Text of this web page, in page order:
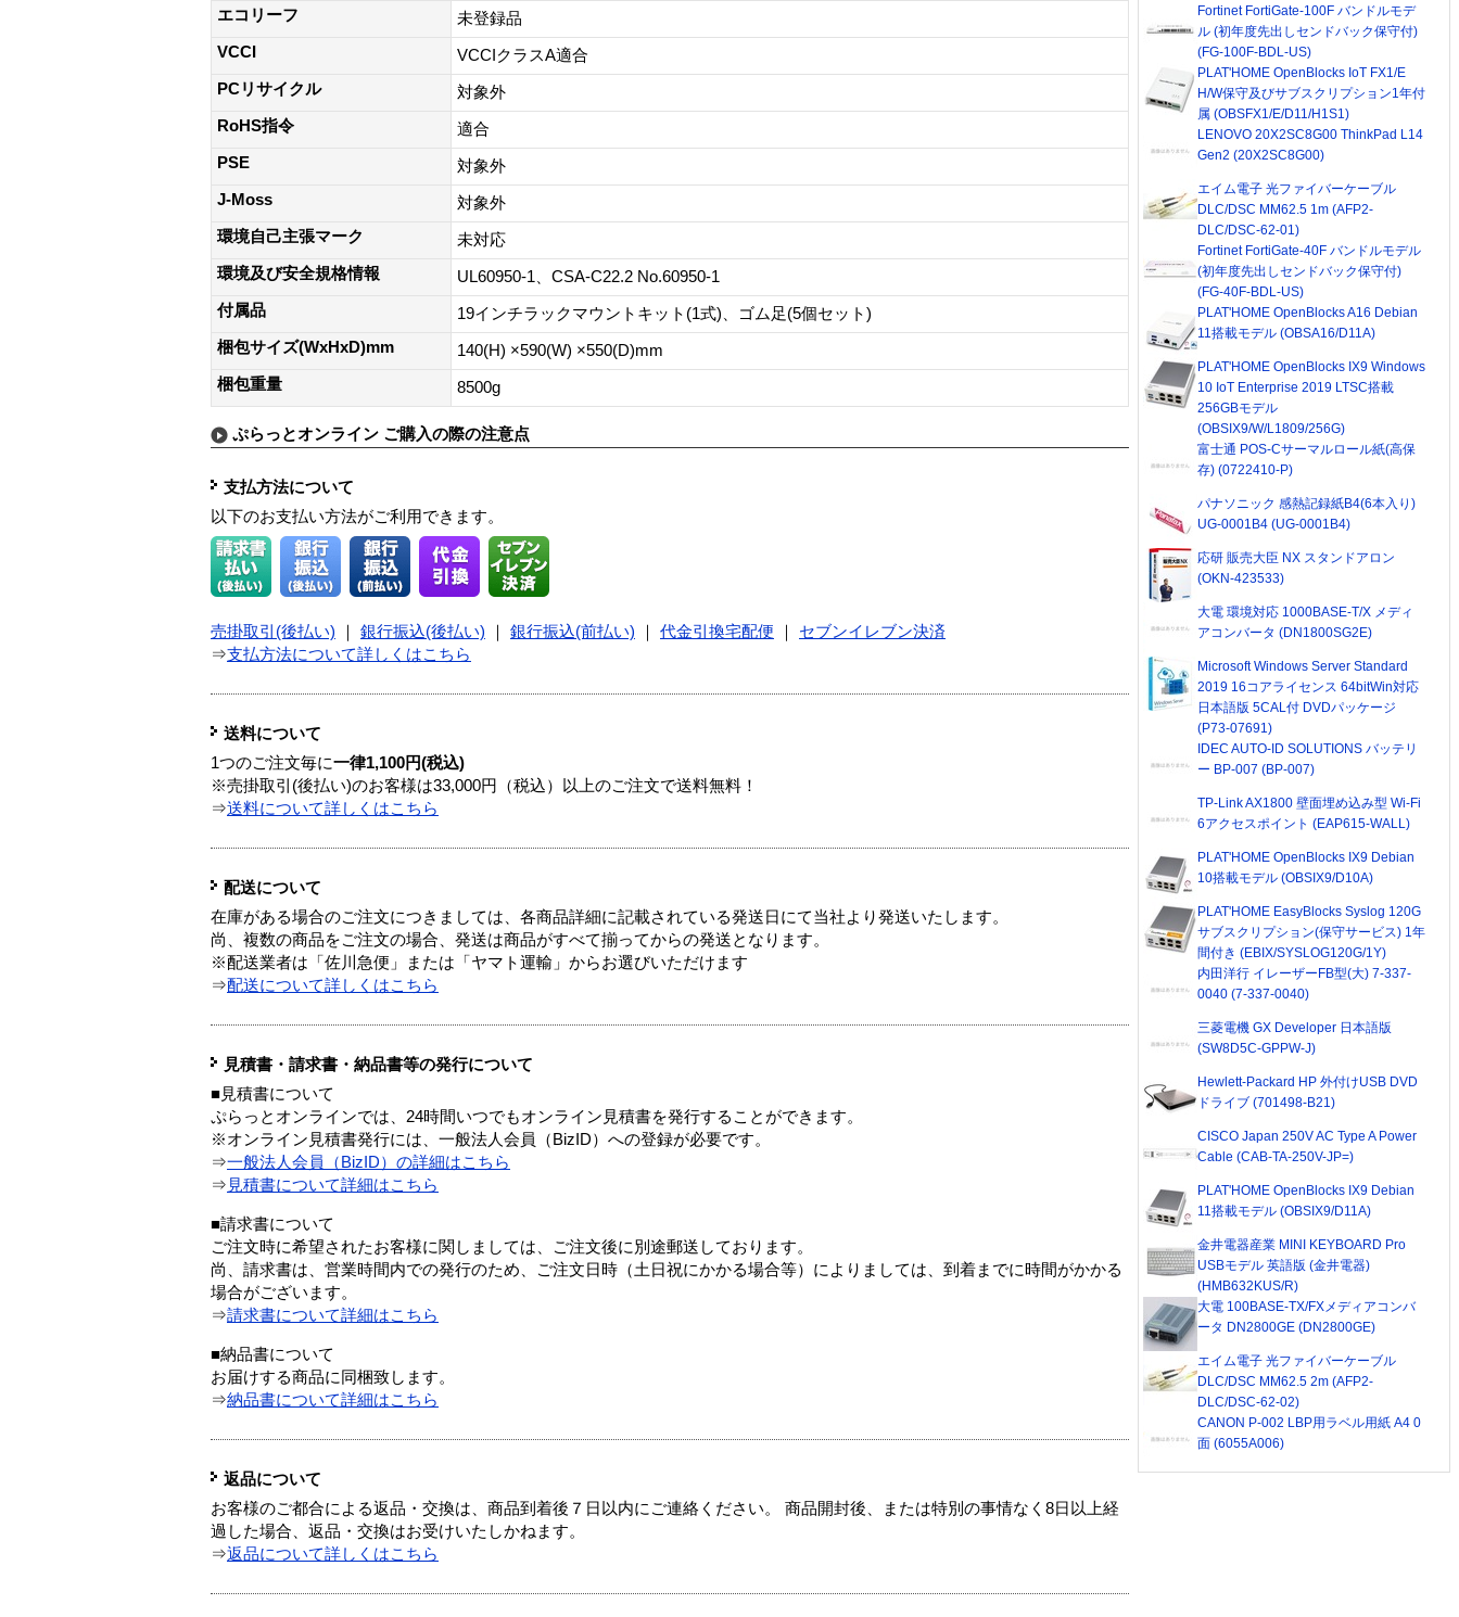
エコリーフ
未登録品
VCCI
VCCIクラスA適合
PCリサイクル
対象外
RoHS指令
適合
PSE
対象外
J-Moss
対象外
環境自己主張マーク
未対応
環境及び安全規格情報
UL60950-1、CSA-C22.2 No.60950-1
付属品
19インチラックマウントキット(1式)、ゴム足(5個セット)
梱包サイズ(WxHxD)mm
140(H) ×590(W) ×550(D)mm
梱包重量
8500g
ぷらっとオンライン ご購入の際の注意点
支払方法について
以下のお支払い方法がご利用できます。
売掛取引(後払い) 銀行振込(後払い) 銀行振込(前払い) 代金引換宅配便
セブンイレブン決済
⇒支払方法について詳しくはこちら
送料について
1つのご注文毎に一律1,100円(税込)
※売掛取引(後払い)のお客様は33,000円（税込）以上のご注文で送料無料！
⇒送料について詳しくはこちら
配送について
在庫がある場合のご注文につきましては、各商品詳細に記載されている発送日にて当社より発送いたします。
尚、複数の商品をご注文の場合、発送は商品がすべて揃ってからの発送となります。
※配送業者は「佐川急便」または「ヤマト運輸」からお選びいただけます
⇒配送について詳しくはこちら
見積書・請求書・納品書等の発行について
■見積書について
ぷらっとオンラインでは、24時間いつでもオンライン見積書を発行することができます。
※オンライン見積書発行には、一般法人会員（BizID）への登録が必要です。
⇒一般法人会員（BizID）の詳細はこちら
⇒ 見積書について詳細はこちら
■請求書について
ご注文時に希望されたお客様に関しましては、ご注文後に別途郵送しております。
尚、請求書は、営業時間内での発行のため、ご注文日時（土日祝にかかる場合等）によりましては、到着までに時間がかかる
場合がございます。
⇒請求書について詳細はこちら
■納品書について
お届けする商品に同梱致します。
⇒納品書について詳細はこちら
返品について
お客様のご都合による返品・交換は、商品到着後７日以内にご連絡ください。 商品開封後、または特別の事情なく8日以上経
過した場合、返品・交換はお受けいたしかねます。
⇒返品について詳しくはこちら
Fortinet FortiGate-100F バンドルモデ
ル (初年度先出しセンドバック保守付)
(FG-100F-BDL-US)
PLAT'HOME OpenBlocks IoT FX1/E
H/W保守及びサブスクリプション1年付
属 (OBSFX1/E/D11/H1S1)
LENOVO 20X2SC8G00 ThinkPad L14
Gen2 (20X2SC8G00)
エイム電子 光ファイバーケーブル
DLC/DSC MM62.5 1m (AFP2-
DLC/DSC-62-01)
Fortinet FortiGate-40F バンドルモデル
(初年度先出しセンドバック保守付)
(FG-40F-BDL-US)
PLAT'HOME OpenBlocks A16 Debian
11搭載モデル (OBSA16/D11A)
PLAT'HOME OpenBlocks IX9 Windows
10 IoT Enterprise 2019 LTSC搭載
256GBモデル
(OBSIX9/W/L1809/256G)
富士通 POS-Cサーマルロール紙(高保
存) (0722410-P)
パナソニック 感熱記録紙B4(6本入り)
UG-0001B4 (UG-0001B4)
応研 販売大臣 NX スタンドアロン
(OKN-423533)
大電 環境対応 1000BASE-T/X メディ
アコンバータ (DN1800SG2E)
Microsoft Windows Server Standard
2019 16コアライセンス 64bitWin対応
日本語版 5CAL付 DVDパッケージ
(P73-07691)
IDEC AUTO-ID SOLUTIONS バッテリ
ー BP-007 (BP-007)
TP-Link AX1800 壁面埋め込み型 Wi-Fi
6アクセスポイント (EAP615-WALL)
PLAT'HOME OpenBlocks IX9 Debian
10搭載モデル (OBSIX9/D10A)
PLAT'HOME EasyBlocks Syslog 120G
サブスクリプション(保守サービス) 1年
間付き (EBIX/SYSLOG120G/1Y)
内田洋行 イレーザーFB型(大) 7-337-
0040 (7-337-0040)
三菱電機 GX Developer 日本語版
(SW8D5C-GPPW-J)
Hewlett-Packard HP 外付けUSB DVD
ドライブ (701498-B21)
CISCO Japan 250V AC Type A Power
Cable (CAB-TA-250V-JP=)
PLAT'HOME OpenBlocks IX9 Debian
11搭載モデル (OBSIX9/D11A)
金井電器産業 MINI KEYBOARD Pro
USBモデル 英語版 (金井電器)
(HMB632KUS/R)
大電 100BASE-TX/FXメディアコンバ
ータ DN2800GE (DN2800GE)
エイム電子 光ファイバーケーブル
DLC/DSC MM62.5 2m (AFP2-
DLC/DSC-62-02)
CANON P-002 LBP用ラベル用紙 A4 0
面 (6055A006)